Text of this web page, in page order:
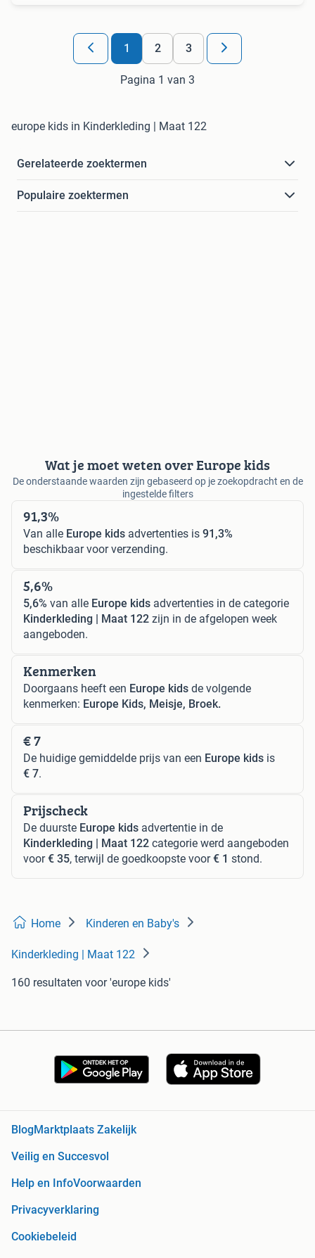
1 2 3
Pagina 1 van 3
europe kids in Kinderkleding | Maat 122
Gerelateerde zoektermen
Populaire zoektermen
Wat je moet weten over Europe kids
De onderstaande waarden zijn gebaseerd op je zoekopdracht en de
ingestelde filters
91,3%
Van alle Europe kids advertenties is 91,3%
beschikbaar voor verzending.
5,6%
5,6% van alle Europe kids advertenties in de categorie
Kinderkleding | Maat 122 zijn in de afgelopen week
aangeboden.
Kenmerken
Doorgaans heeft een Europe kids de volgende
kenmerken: Europe Kids, Meisje, Broek.
€ 7
De huidige gemiddelde prijs van een Europe kids is
€ 7.
Prijscheck
De duurste Europe kids advertentie in de
Kinderkleding | Maat 122 categorie werd aangeboden
voor€ 35, terwijl de goedkoopste voor€ 1 stond.
Home Kinderen en Baby's
Kinderkleding | Maat 122
160 resultaten voor 'europe kids'
Blog Marktplaats Zakelijk
Veilig en Succesvol
Help en InfoVoorwaarden
Privacyverklaring
Cookiebeleid